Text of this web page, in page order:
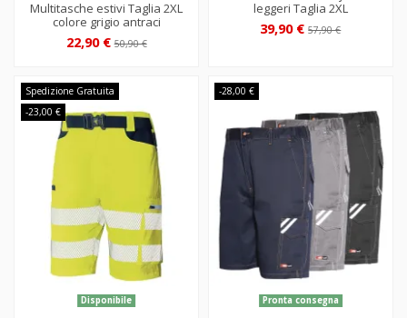
Multitasche estivi Taglia 2XL
colore grigio antraci
22,90 €50,90 €
leggeri Taglia 2XL
39,90 €57,90 €
Spedizione Gratuita
-23,00 €
Disponibile
-28,00 €
Pronta consegna